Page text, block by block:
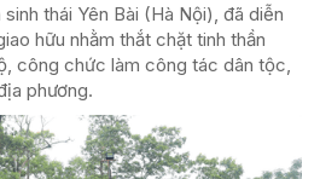
thái Yên Bài (Hà Nội), đã diễn
hữu nhằm thắt chặt tinh thần
công chức làm công tác dân tộc,
phương.